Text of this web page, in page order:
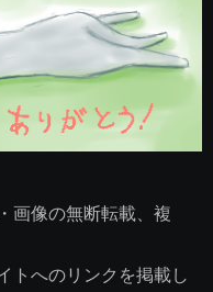
画像の無断転載、複
トへのリンクを掲載し